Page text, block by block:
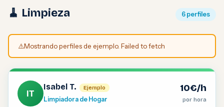
🧹 Limpieza 6 perfiles
⚠️Mostrando perfiles de ejemplo. Failed to fetch
IT
Isabel T. Ejemplo
Limpiadora de Hogar
10€/h
por hora